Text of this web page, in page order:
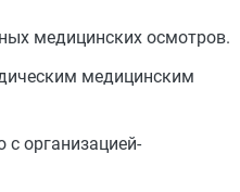
медицинских осмотров.
медицинским
организацией-